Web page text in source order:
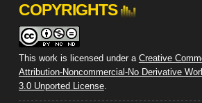
COPYRIGHTS
This work is licensed under a Creative
Attribution-Noncommercial-No Derivative
3.0 Unported License.